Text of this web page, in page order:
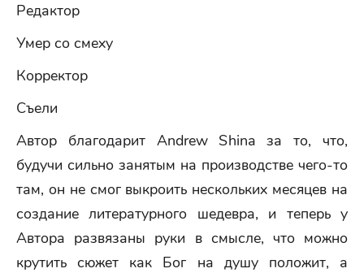
Редактор
Умер со смеху
Корректор
Съели
Автор благодарит Andrew Shinа за то, что,
будучи сильно занятым на производстве чего-то
там, он не смог выкроить нескольких месяцев на
создание литературного шедевра, и теперь у
Автора развязаны руки в смысле, что можно
крутить сюжет как Бог на душу положит, а